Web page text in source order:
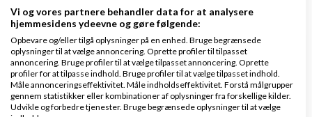
Emner
Historiske valutakurser
Nyeste indlægafMartin Thorborg,den 09-11-
2010 kl. 19:54
Vi og vores partnere behandler data for at analysere
hjemmesidens ydeevne og gøre følgende:
Opbevare og/eller tilgå oplysninger på en enhed. Bruge begrænsede
oplysninger til at vælge annoncering. Oprette profiler til tilpasset
annoncering. Bruge profiler til at vælge tilpasset annoncering. Oprette
profiler for at tilpasse indhold. Bruge profiler til at vælge tilpasset indhold.
Måle annonceringseffektivitet. Måle indholdseffektivitet. Forstå målgrupper
gennem statistikker eller kombinationer af oplysninger fra forskellige kilder.
Udvikle og forbedre tjenester. Bruge begrænsede oplysninger til at vælge